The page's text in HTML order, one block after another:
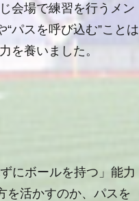
会場で練習を行うメン
パスを呼び込む”ことは
を養いました。
にボールを持つ」能力
を活かすのか、パスを